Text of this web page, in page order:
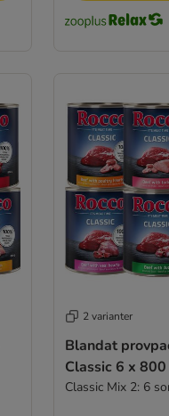
2 varianter
Blandat
Classic 6 x 800
Classic Mix 2: 6